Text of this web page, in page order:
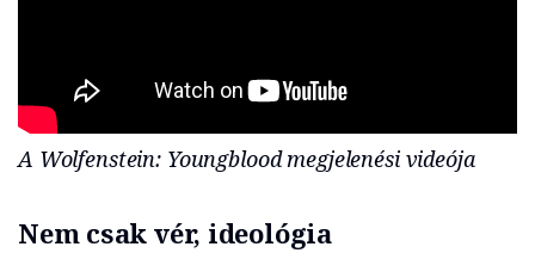
A Wolfenstein: Youngblood megjelenési videója
Nem csak vér, ideológia